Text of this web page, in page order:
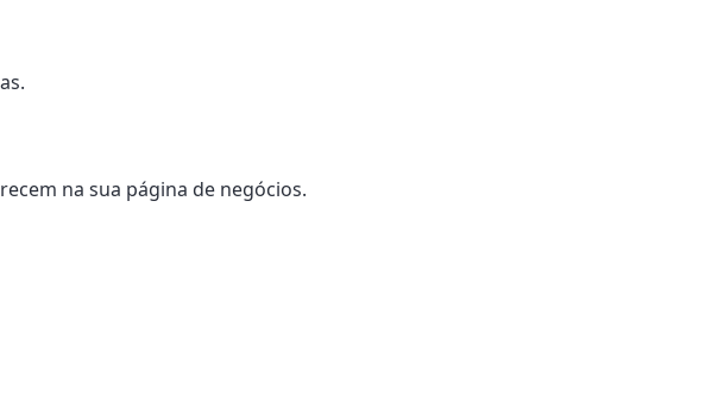
na sua página de negócios.